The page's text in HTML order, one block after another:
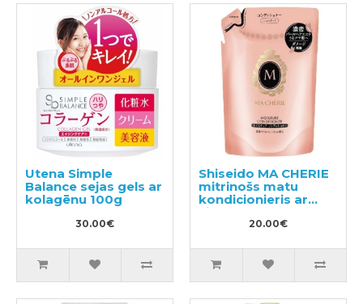
Utena Simple
Balance sejas gels ar
kolagēnu 100g
30.00€
Shiseido MA CHERIE
mitrinošs matu
kondicionieris ar
ziedu-augļu
aromātu, pildviela
20.00€